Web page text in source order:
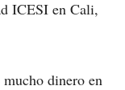
ICESI en Cali,
dinero en